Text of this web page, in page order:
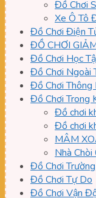
Đồ Chơi
Xe Ô Tô
Đồ Chơi Điện
ĐỒ CHƠI
Đồ Chơi Học
Đồ Chơi Ngoài
Đồ Chơi Thông
Đồ Chơi Trong
Đồ chơi
Đồ chơi
MÂM
Nhà Chòi
Đồ Chơi
Đồ Chơi Tự Do
Đồ Chơi Vận